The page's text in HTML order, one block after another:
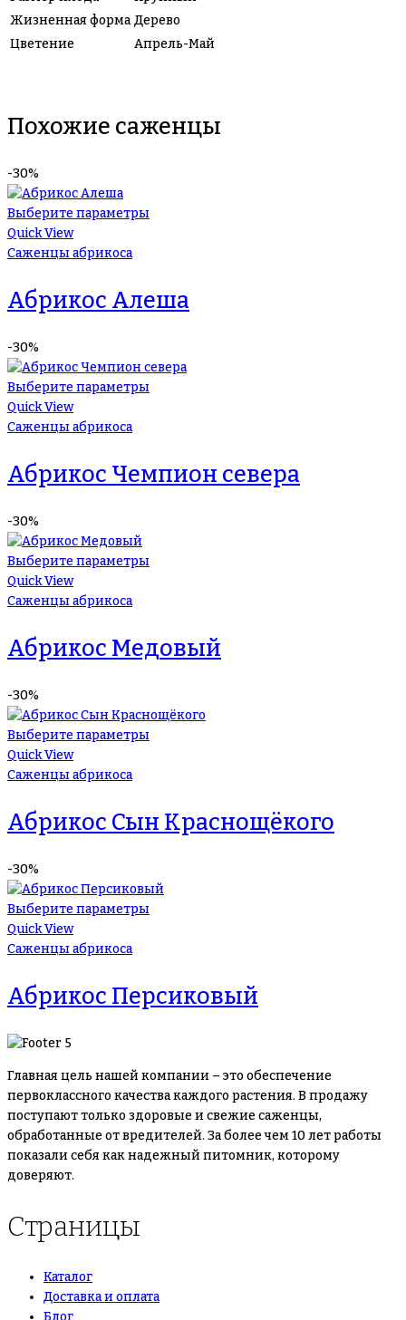
Жизненная форма Дерево
Цветение
Апрель-Май
Похожие саженцы
-30%
Выберите параметры
Quick View
Саженцы абрикоса
Абрикос Алеша
-30%
Выберите параметры
Quick View
Саженцы абрикоса
Абрикос Чемпион севера
-30%
Выберите параметры
Quick View
Саженцы абрикоса
Абрикос Медовый
-30%
Выберите параметры
Quick View
Саженцы абрикоса
Абрикос Сын Краснощёкого
-30%
Выберите параметры
Quick View
Саженцы абрикоса
Абрикос Персиковый
Главная цель нашей компании – это обеспечение
первоклассного качества каждого растения. В продажу
поступают только здоровые и свежие саженцы,
обработанные от вредителей. За более чем 10 лет работы
показали себя как надежный питомник, которому
доверяют.
Страницы
Каталог
Доставка и оплата
Блог